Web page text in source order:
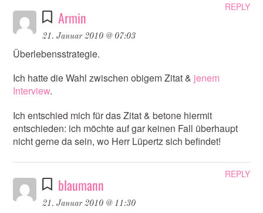
Armin
21. Januar 2010 @ 07:03
Überlebensstrategie.
Ich hatte die Wahl zwischen obigem Zitat & jenem
Interview.
Ich entschied mich für das Zitat & betone hiermit
entschieden: ich möchte auf gar keinen Fall überhaupt
nicht gerne da sein, wo Herr Lüpertz sich befindet!
REPLY
blaumann
21. Januar 2010 @ 11:30
REPLY